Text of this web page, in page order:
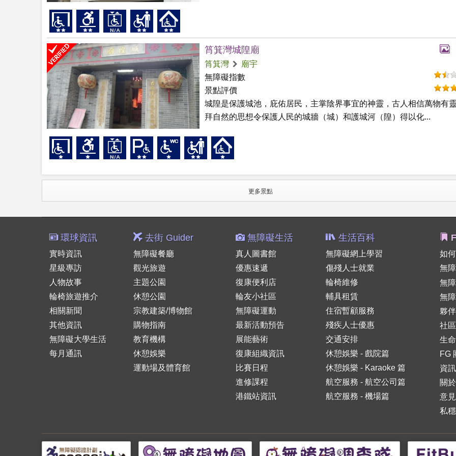
筲箕灣城隍廟
筲箕灣
廟宇
無障礙指數
景點評價
城隍是保護城池，庇佑居民，主掌陰界事宜的神靈，古人相信萬物有
拜自然的思想令保護人民的城牆（城）和護城河（隍）得以化...
更多景點
環球資訊
實時資訊
星級專訪
人物故事
輪椅旅遊推介
相關新聞
其他資訊
無障礙大學生活
每月通訊
去街 Guider
無障礙餐廳
觀光旅遊
主題公園
休憩公園
宗教建築/博物館
購物指南
教育機構
休憩娛樂
運動場及體育館
無障礙生活
真人圖書館
優惠速遞
復康便利店
輪友小社區
無障礙運動
最新活動預告
展能藝術
復康組織資訊
比賽日程
進修課程
港鐵站資訊
生活百科
無障礙網上學習
傷殘人士就業
輪椅維修
輔具租賃
住宿暫顧服務
殘疾人士優惠
交通安排
休憩娛樂 - 戲院篇
休憩娛樂 - Karaoke 篇
航空服務 - 航空公司篇
航空服務 - 機場篇
如
無
無
無
夥
社
生
FG
資
關
意
私